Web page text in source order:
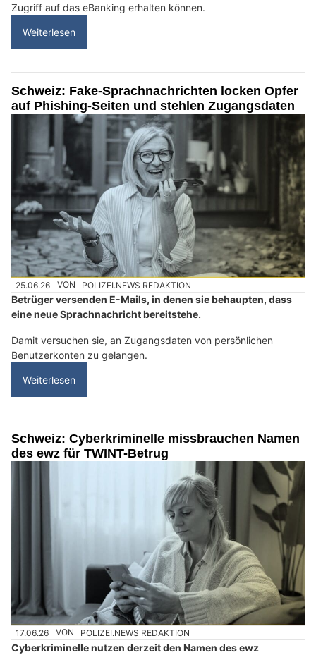
Zugriff auf das eBanking erhalten können.
Weiterlesen
Schweiz: Fake-Sprachnachrichten locken Opfer
auf Phishing-Seiten und stehlen Zugangsdaten
25.06.26 VON POLIZEI.NEWS REDAKTION
Betrüger versenden E-Mails, in denen sie behaupten, dass
eine neue Sprachnachricht bereitstehe.
Damit versuchen sie, an Zugangsdaten von persönlichen
Benutzerkonten zu gelangen.
Weiterlesen
Schweiz: Cyberkriminelle missbrauchen Namen
des ewz für TWINT-Betrug
17.06.26 VON POLIZEI.NEWS REDAKTION
Cyberkriminelle nutzen derzeit den Namen des ewz